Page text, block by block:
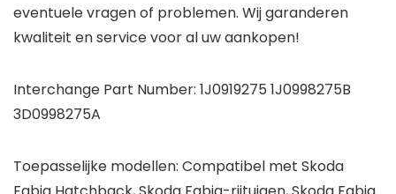
eventuele vragen of problemen. Wij garanderen
kwaliteit en service voor al uw aankopen!
Interchange Part Number: 1J0919275 1J0998275B
3D0998275A
Toepasselijke modellen: Compatibel met Skoda